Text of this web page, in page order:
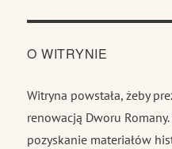
O WITRYNIE
Witryna powstała, żeby
renowacją Dworu
pozyskanie materiałów